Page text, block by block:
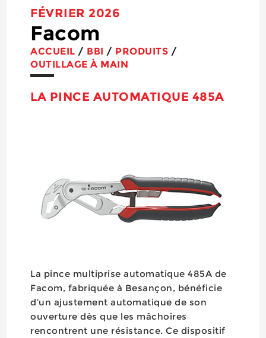
FÉVRIER 2026
Facom
ACCUEIL / BBI / PRODUITS /
OUTILLAGE À MAIN
LA PINCE AUTOMATIQUE 485A
La pince multiprise automatique 485A de
Facom, fabriquée à Besançon, bénéficie
d’un ajustement automatique de son
ouverture dès que les mâchoires
rencontrent une résistance. Ce dispositif